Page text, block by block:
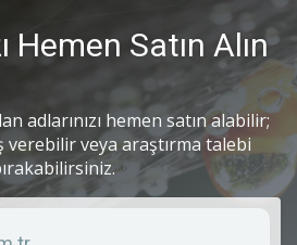
Hemen Satın Alın
adlarınızı hemen satın alabilir;
veya araştırma talebi